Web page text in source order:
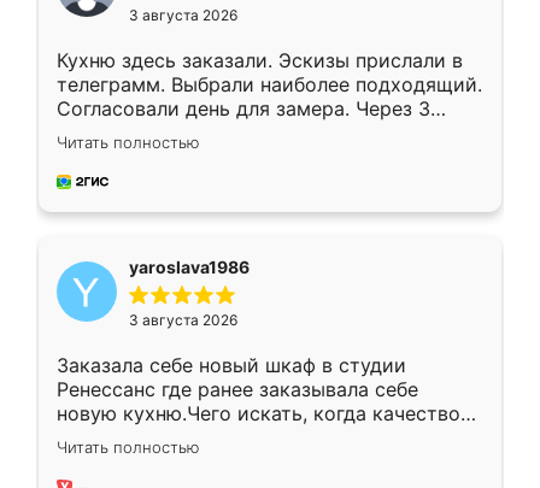
3 августа 2026
Кухню здесь заказали. Эскизы прислали в
телеграмм. Выбрали наиболее подходящий.
Согласовали день для замера. Через 3
недели кухня была уже готова. Остались
довольны работой. Спасибо Ренессанс
мебель за качественную работу!
Читать полностью
yaroslava1986
3 августа 2026
Заказала себе новый шкаф в студии
Ренессанс где ранее заказывала себе
новую кухню.Чего искать, когда качеством
вполне довольна. Служит кухня уже почти
два года, нареканий нет.
Читать полностью